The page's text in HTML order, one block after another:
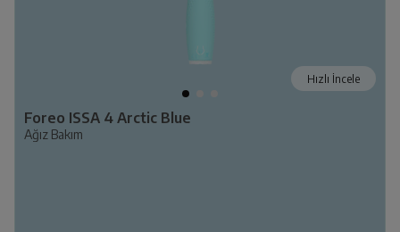
Hızlı İncele
Foreo ISSA 4 Arctic Blue
Ağız Bakım